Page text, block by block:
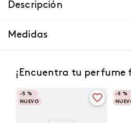
Descripción
Medidas
¡Encuentra tu perfume
-5 %
NUEVO
-5 %